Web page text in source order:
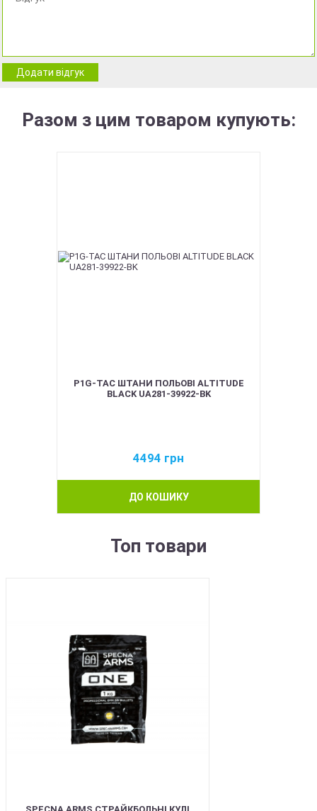
Додати відгук
Разом з цим товаром купують:
P1G-TAC ШТАНИ ПОЛЬОВІ ALTITUDE
BLACK UA281-39922-BK
4494 грн
ДО КОШИКУ
Топ товари